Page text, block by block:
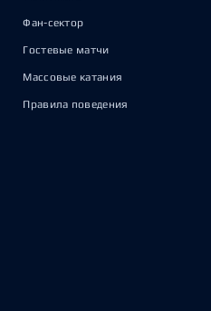
Фан-сектор
Гостевые матчи
Массовые катания
Правила поведения